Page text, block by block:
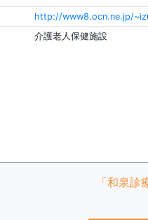
http://www8.ocn.ne.jp/
介護老人保健施設
「和泉